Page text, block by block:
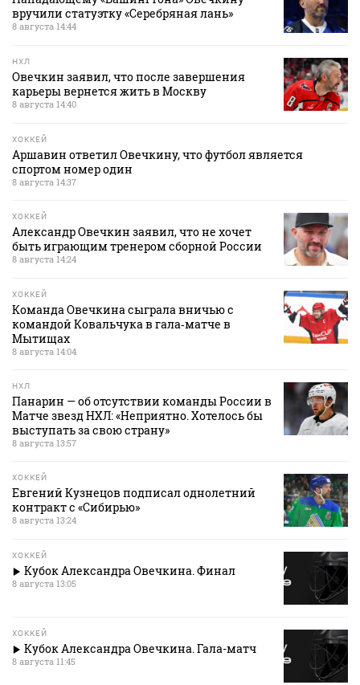
вручили статуэтку «Серебряная лань»
8 августа 14:44
НХЛ
Овечкин заявил, что после завершения
карьеры вернется жить в Москву
8 августа 14:40
ХОККЕЙ
Аршавин ответил Овечкину, что футбол является
спортом номер один
8 августа 14:37
ХОККЕЙ
Александр Овечкин заявил, что не хочет
быть играющим тренером сборной России
8 августа 14:24
ХОККЕЙ
Команда Овечкина сыграла вничью с
командой Ковальчука в гала‑матче в
Мытищах
8 августа 14:04
НХЛ
Панарин — об отсутствии команды России в
Матче звезд НХЛ: «Неприятно. Хотелось бы
выступать за свою страну»
8 августа 13:57
ХОККЕЙ
Евгений Кузнецов подписал однолетний
контракт с «Сибирью»
8 августа 13:24
ХОККЕЙ
Кубок Александра Овечкина. Финал
8 августа 13:05
ХОККЕЙ
Кубок Александра Овечкина. Гала-матч
8 августа 11:45